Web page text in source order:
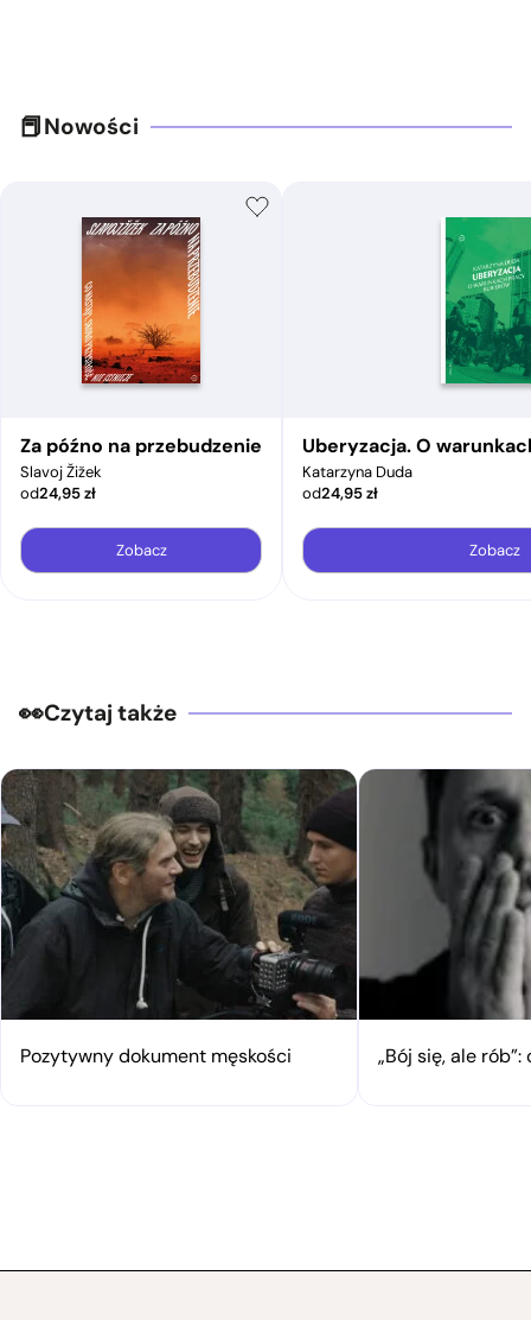
Nowości
Za późno na przebudzenie
Slavoj Žižek
od24,95zł
Zobacz
Uberyzacja. O
Katarzyna Duda
od24,95zł
Zobacz
Czytaj także
Pozytywny dokument męskości „Bój się, ale